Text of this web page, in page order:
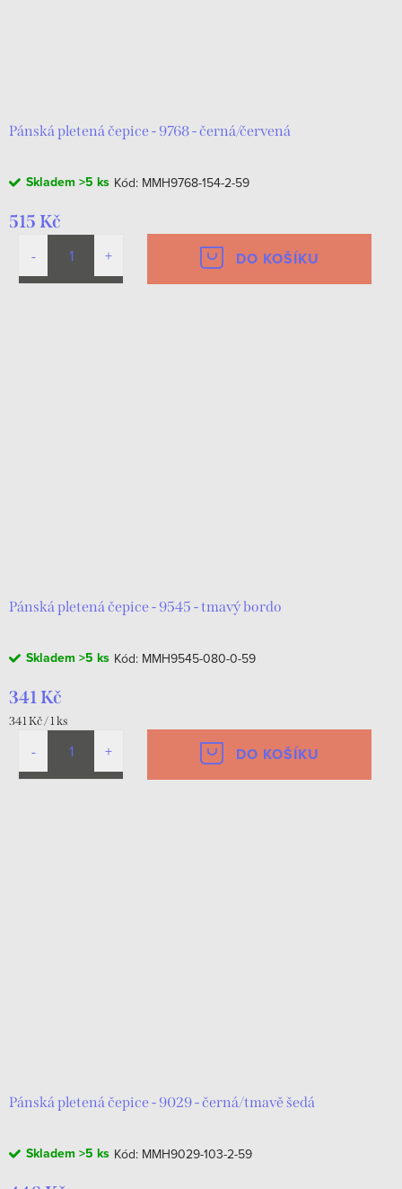
Pánská pletená čepice - 9768 - černá/červená
Skladem >5 ks Kód: MMH9768-154-2-59
515 Kč
DO KOŠÍKU
Pánská pletená čepice - 9545 - tmavý bordo
Skladem >5 ks Kód: MMH9545-080-0-59
341 Kč
Měrná
341 Kč / 1 ks
DO KOŠÍKU
Pánská pletená čepice - 9029 - černá/tmavě šedá
Skladem >5 ks Kód: MMH9029-103-2-59